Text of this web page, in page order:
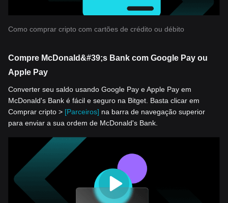
Como comprar cripto com cartões de crédito ou débito
Compre McDonald&#39;s Bank com Google Pay ou
Apple Pay
Converter seu saldo usando Google Pay e Apple Pay em
McDonald's Bank é fácil e seguro na Bitget. Basta clicar em
Comprar cripto > [Parceiros] na barra de navegação superior
para enviar a sua ordem de McDonald's Bank.